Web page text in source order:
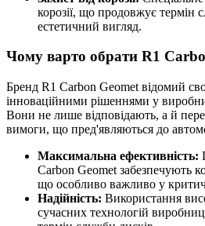
корозії, що продовжує термін
естетичний вигляд.
Чому варто обрати R1
Бренд R1 Carbon Geomet відомий
інноваційними рішеннями у
Вони не лише відповідають, а й
вимоги, що пред'являються до
Максимальна ефективність:
Carbon Geomet забезпечують
що особливо важливо у
Надійність: Використання
сучасних технологій